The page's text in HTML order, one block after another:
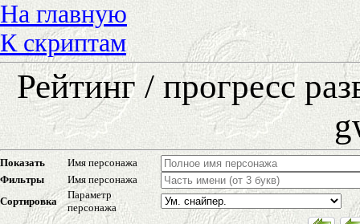
На главную
К скриптам
Рейтинг / прогресс
Показать
Имя персонажа
Фильтры
Имя персонажа
Сортировка
Параметр
персонажа